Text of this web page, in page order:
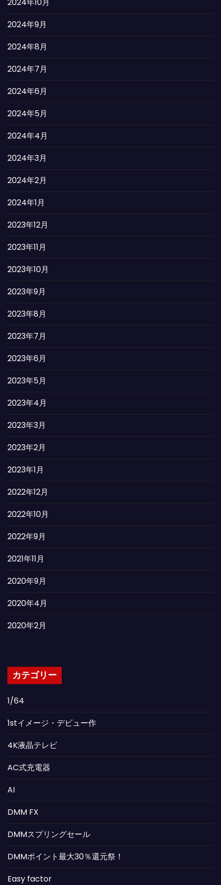
2024年9月
2024年8月
2024年7月
2024年6月
2024年5月
2024年4月
2024年3月
2024年2月
2024年1月
2023年12月
2023年11月
2023年10月
2023年9月
2023年8月
2023年7月
2023年6月
2023年5月
2023年4月
2023年3月
2023年2月
2023年1月
2022年12月
2022年10月
2022年9月
2021年11月
2020年9月
2020年4月
2020年2月
カテゴリー
1/64
1stイメージ・デビュー作
4K液晶テレビ
AC式充電器
AI
DMM FX
DMMスプリングセール
DMMポイント最大30％還元祭！
Easy factor